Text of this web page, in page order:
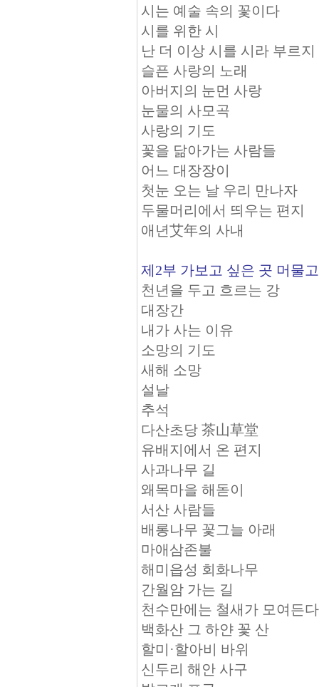
시는 예술 속의 꽃이다
시를 위한 시
난 더 이상 시를 시라 부르
슬픈 사랑의 노래
아버지의 눈먼 사랑
눈물의 사모곡
사랑의 기도
꽃을 닮아가는 사람들
어느 대장장이
첫눈 오는 날 우리 만나자
두물머리에서 띄우는 편지
애년艾年의 사내
제2부 가보고 싶은 곳 머물
천년을 두고 흐르는 강
대장간
내가 사는 이유
소망의 기도
새해 소망
설날
추석
다산초당 茶山草堂
유배지에서 온 편지
사과나무 길
왜목마을 해돋이
서산 사람들
배롱나무 꽃그늘 아래
마애삼존불
해미읍성 회화나무
간월암 가는 길
천수만에는 철새가 모여든다
백화산 그 하얀 꽃 산
할미·할아비 바위
신두리 해안 사구